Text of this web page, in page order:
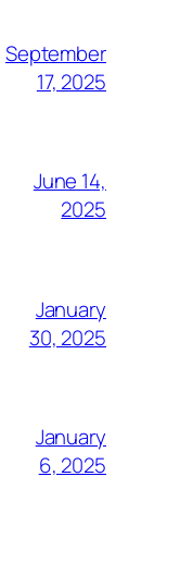
September
17, 2025
June 14,
2025
January
30, 2025
January
6, 2025